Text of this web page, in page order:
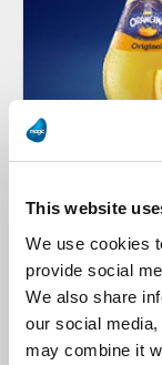
This website
We use cookies
provide social
We also share
our social
may combine it
ヨーロッパ
オランジー
求めていた